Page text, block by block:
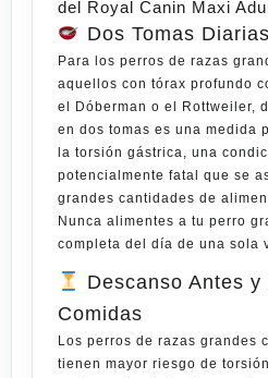
del Royal Canin Maxi
Dos Tomas
Para los perros de razas
aquellos con tórax profundo
el Dóberman o el Rottweiler,
en dos tomas es una medida
la torsión gástrica, una
potencialmente fatal que se
grandes cantidades de
Nunca alimentes a tu perro
completa del día de una sola
Descanso Antes
Comidas
Los perros de razas grandes
tienen mayor riesgo de